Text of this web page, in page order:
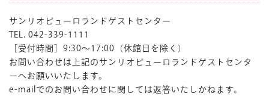
サンリオピューロランドゲストセンター
TEL. 042-339-1111
［受付時間］9:30〜17:00（休館日を除く）
お問い合わせは上記のサンリオピューロランドゲストセンタ
ーへお願いいたします。
e-mailでのお問い合わせに関しては返答いたしかねます。